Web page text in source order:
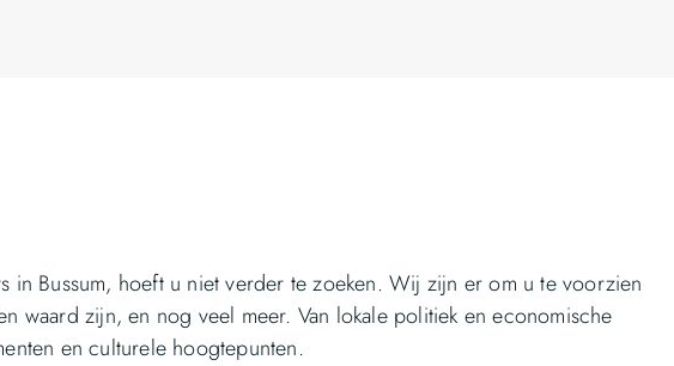
in Bussum, hoeft u niet verder te zoeken. Wij zijn er om u te voorzien
waard zijn, en nog veel meer. Van lokale politiek en economische
en culturele hoogtepunten.